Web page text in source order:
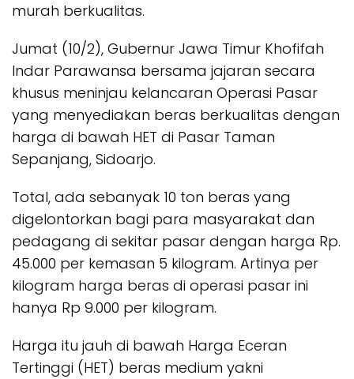
murah berkualitas.
Jumat (10/2), Gubernur Jawa Timur Khofifah
Indar Parawansa bersama jajaran secara
khusus meninjau kelancaran Operasi Pasar
yang menyediakan beras berkualitas dengan
harga di bawah HET di Pasar Taman
Sepanjang, Sidoarjo.
Total, ada sebanyak 10 ton beras yang
digelontorkan bagi para masyarakat dan
pedagang di sekitar pasar dengan harga Rp.
45.000 per kemasan 5 kilogram. Artinya per
kilogram harga beras di operasi pasar ini
hanya Rp 9.000 per kilogram.
Harga itu jauh di bawah Harga Eceran
Tertinggi (HET) beras medium yakni